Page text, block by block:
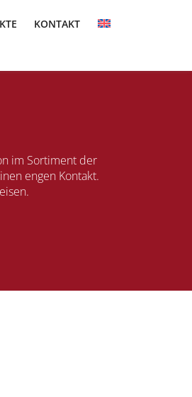
KONTAKT
im Sortiment der
engen Kontakt.